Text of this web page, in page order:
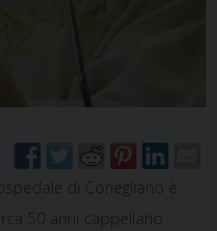
di Conegliano è
50 anni cappellano